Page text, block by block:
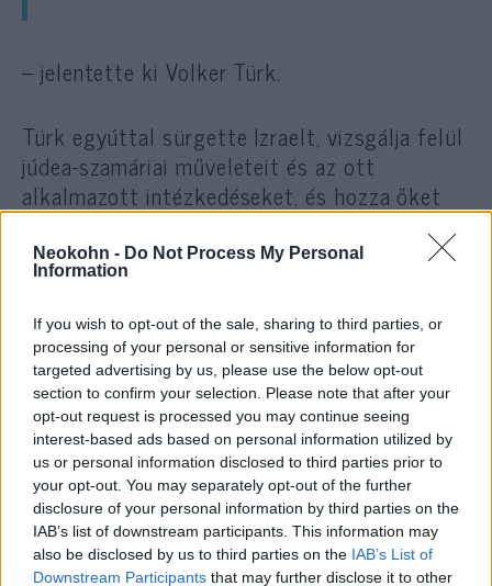
Neokohn - Do Not Process My Personal
Information
If you wish to opt-out of the sale, sharing to third parties, or
processing of your personal or sensitive information for
targeted advertising by us, please use the below opt-out
section to confirm your selection. Please note that after your
opt-out request is processed you may continue seeing
interest-based ads based on personal information utilized by
us or personal information disclosed to third parties prior to
your opt-out. You may separately opt-out of the further
disclosure of your personal information by third parties on the
IAB’s list of downstream participants. This information may
also be disclosed by us to third parties on the IAB’s List of
Downstream Participants that may further disclose it to other
– jelentette ki Volker Türk.
Türk egyúttal sürgette Izraelt, vizsgálja felül
júdea-szamáriai műveleteit és az ott
alkalmazott intézkedéseket, és hozza őket
összhangba a nemzetközi emberi jogi
kritériumokkal, beleértve az emberi élet
védelmét. Emellett kiemelte: Izraelnek a
nemzetközi humanitárius jog értelmében
kötelessége garantálni a közbiztonságot az
általa megszállva tartott területen.
„Ha véget akarunk vetni az
erőszaknak, véget kell vetni a
megszállásnak”